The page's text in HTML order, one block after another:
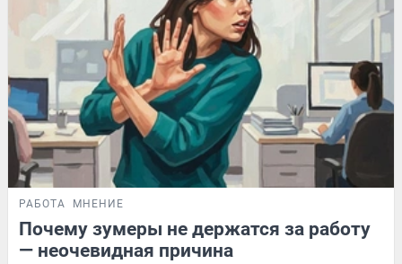
РАБОТА МНЕНИЕ
Почему зумеры не держатся за работу
— неочевидная причина